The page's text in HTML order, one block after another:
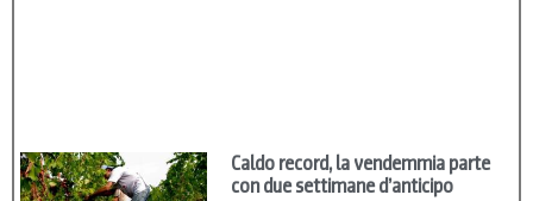
Caldo record, la vendemmia parte
con due settimane d’anticipo